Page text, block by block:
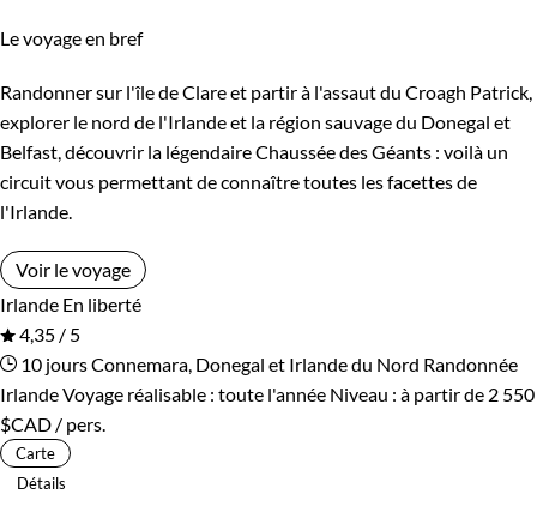
Le voyage en bref
Randonner sur l'île de Clare et partir à l'assaut du Croagh Patrick,
explorer le nord de l'Irlande et la région sauvage du Donegal et
Belfast, découvrir la légendaire Chaussée des Géants : voilà un
circuit vous permettant de connaître toutes les facettes de
l'Irlande.
Voir le voyage
Irlande En liberté
4,35 / 5
10 joursConnemara, Donegal et Irlande du Nord Randonnée
IrlandeVoyage réalisable : toute l'année Niveau : à partir de 2 550
$CAD / pers.
Carte
Détails